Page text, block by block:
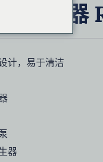
压灭菌
计，易于清洁
器